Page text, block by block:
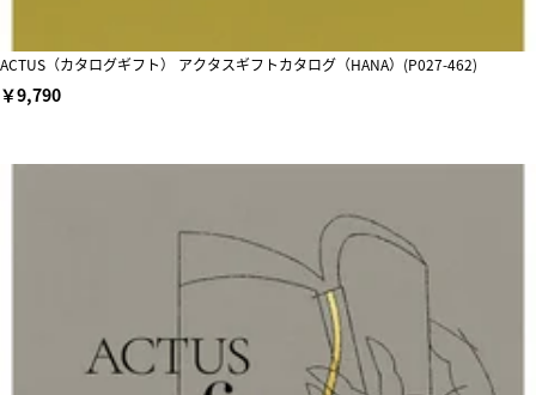
ACTUS（カタログギフト） アクタスギフトカタログ（HANA）(P027-462)
￥9,790